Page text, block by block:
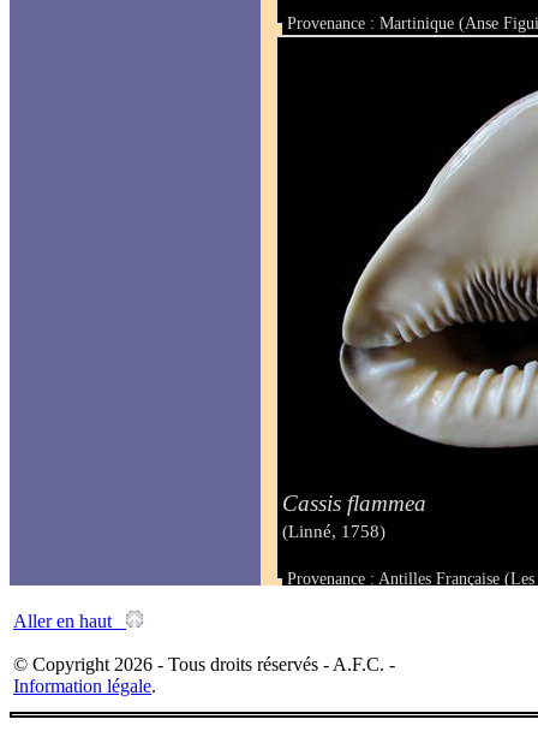
Provenance : Martinique (Anse
Taille : 126 mm
Cassis flammea
(Linné, 1758)
Provenance : Antilles Française (Les
Aller en haut
© Copyright 2026 - Tous droits réservés - A.F.C. -
Information légale.